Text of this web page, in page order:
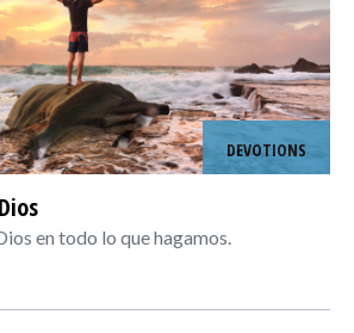
DEVOTIONS
en todo lo que hagamos.